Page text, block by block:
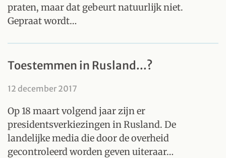
praten, maar dat gebeurt natuurlijk niet.
Gepraat wordt…
Toestemmen in Rusland...?
12 december 2017
Op 18 maart volgend jaar zijn er
presidentsverkiezingen in Rusland. De
landelijke media die door de overheid
gecontroleerd worden geven uiteraar…